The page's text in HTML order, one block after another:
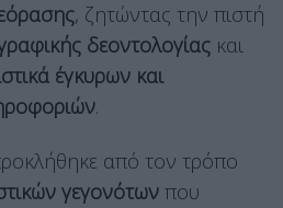
, ζητώντας την πιστή
δεοντολογίας και
έγκυρων και
.
από τον τρόπο
γεγονότων που